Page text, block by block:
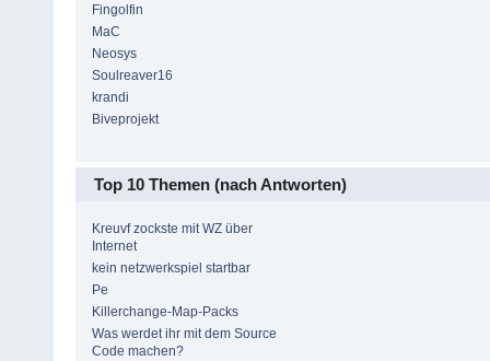
Fingolfin
MaC
Neosys
Soulreaver16
krandi
Biveprojekt
Top 10 Themen (nach Antworten)
Kreuvf zockste mit WZ über
Internet
kein netzwerkspiel startbar
Pe
Killerchange-Map-Packs
Was werdet ihr mit dem Source
Code machen?